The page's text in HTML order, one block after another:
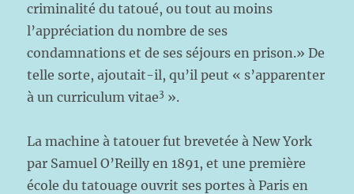
criminalité du tatoué, ou tout au moins
l’appréciation du nombre de ses
condamnations et de ses séjours en prison.» De
telle sorte, ajoutait-il, qu’il peut « s’apparenter
à un curriculum vitae3 ».
La machine à tatouer fut brevetée à New York
par Samuel O’Reilly en 1891, et une première
école du tatouage ouvrit ses portes à Paris en